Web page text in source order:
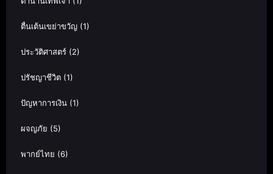
ตื่นเต้นเขย่าขวัญ (1)
ประวัติศาสตร์ (2)
ปรัชญาชีวิต (1)
ปัญหาการเงิน (1)
ผจญภัย (5)
พากย์ไทย (6)